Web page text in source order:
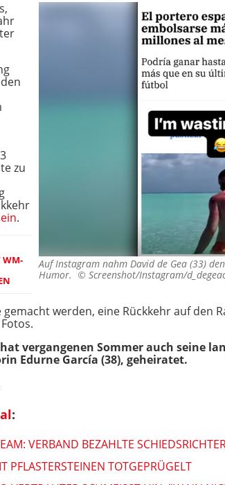
Auf Instagram nahm David de Gea (33)
Humor. © Screenshot/Instagram/
zu
.
WM-
werden, eine Rückkehr auf den
vergangenen Sommer auch seine
Edurne García (38), geheiratet.
:
VERBAND BEZAHLTE
PFLASTERSTEINEN TOTGEPRÜGELT